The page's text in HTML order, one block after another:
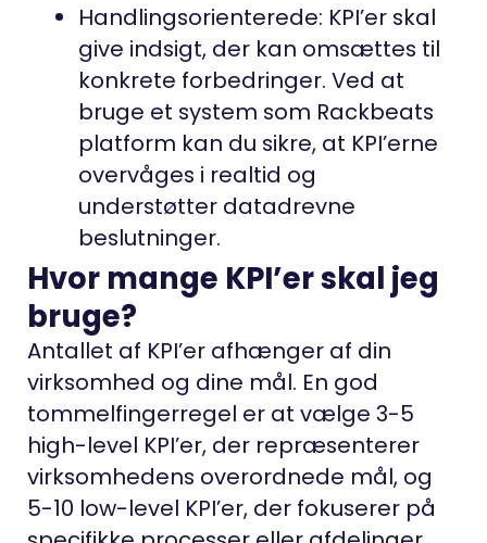
Handlingsorienterede: KPI’er skal
give indsigt, der kan omsættes til
konkrete forbedringer. Ved at
bruge et system som Rackbeats
platform kan du sikre, at KPI’erne
overvåges i realtid og
understøtter datadrevne
beslutninger.
Hvor mange KPI’er skal jeg
bruge?
Antallet af KPI’er afhænger af din
virksomhed og dine mål. En god
tommelfingerregel er at vælge 3-5
high-level KPI’er, der repræsenterer
virksomhedens overordnede mål, og
5-10 low-level KPI’er, der fokuserer på